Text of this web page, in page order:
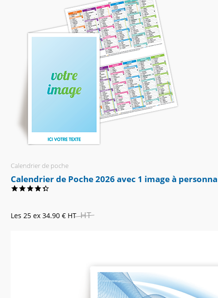
Calendrier de poche
Calendrier de Poche 2026 avec 1 image à
Les 25 ex 34.90 € HT HT